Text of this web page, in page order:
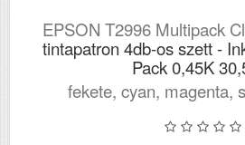
EPSON T2996 Multipack
tintapatron 4db-os szett -
Pack 0,45K
fekete, cyan, magenta,